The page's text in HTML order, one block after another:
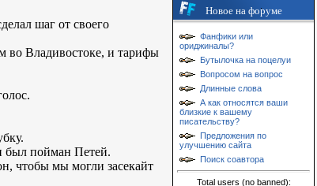
шаг от своего
во Владивостоке, и тарифы
был пойман Петей.
чтобы мы могли засекайт
Новое на форуме
Фанфики или
ориджиналы?
Бутылочка на поцелуи
Вопросом на вопрос
Длинные слова
А как относятся ваши
близкие к вашему
писательству?
Предложения по
улучшению сайта
Поиск соавтора
Total users (no banned):